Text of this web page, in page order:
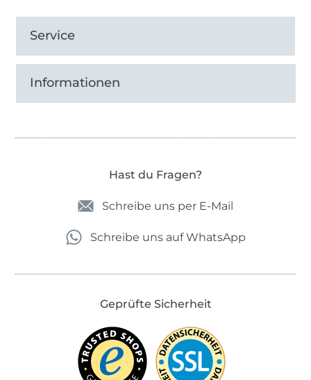
Service
Informationen
Hast du Fragen?
Schreibe uns per E-Mail
Schreibe uns auf WhatsApp
Geprüfte Sicherheit